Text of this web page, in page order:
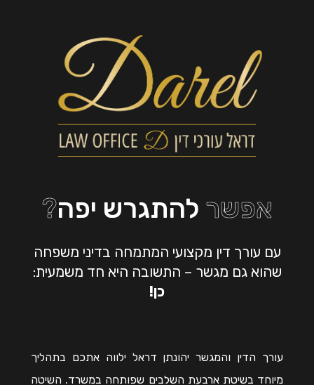
אפשר להתגרש יפה?
עם עורך דין מקצועי המתמחה בדיני משפחה
שהוא גם מגשר – התשובה היא חד משמעית:
כן!
עורך הדין והמגשר יהונתן דראל ילווה אתכם בתהליך
מיוחד בשיטת ארבעת השלבים שפותחה במשרד. השיטה